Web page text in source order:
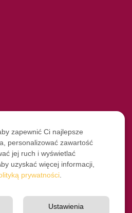
zapewnić Ci najlepsze
personalizować zawartość
jej ruch i wyświetlać
uzyskać więcej informacji,
prywatności
Ustawienia